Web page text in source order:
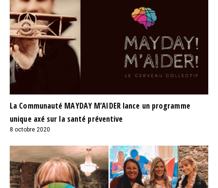
La Communauté MAYDAY M’AIDER lance un programme
unique axé sur la santé préventive
8 octobre 2020